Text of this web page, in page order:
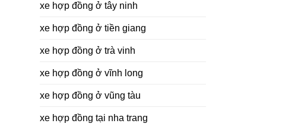
xe hợp đồng ở tây ninh
xe hợp đồng ở tiền giang
xe hợp đồng ở trà vinh
xe hợp đồng ở vĩnh long
xe hợp đồng ở vũng tàu
xe hợp đồng tại nha trang